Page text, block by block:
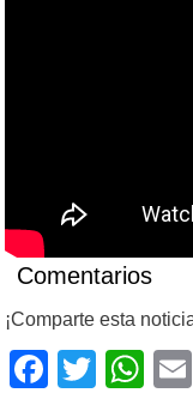
Comentarios
¡Comparte esta
Twitter